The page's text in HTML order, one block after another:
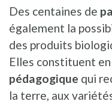
Des centaines de
également la
des produits
Elles constituent
pédagogique qui
la terre, aux